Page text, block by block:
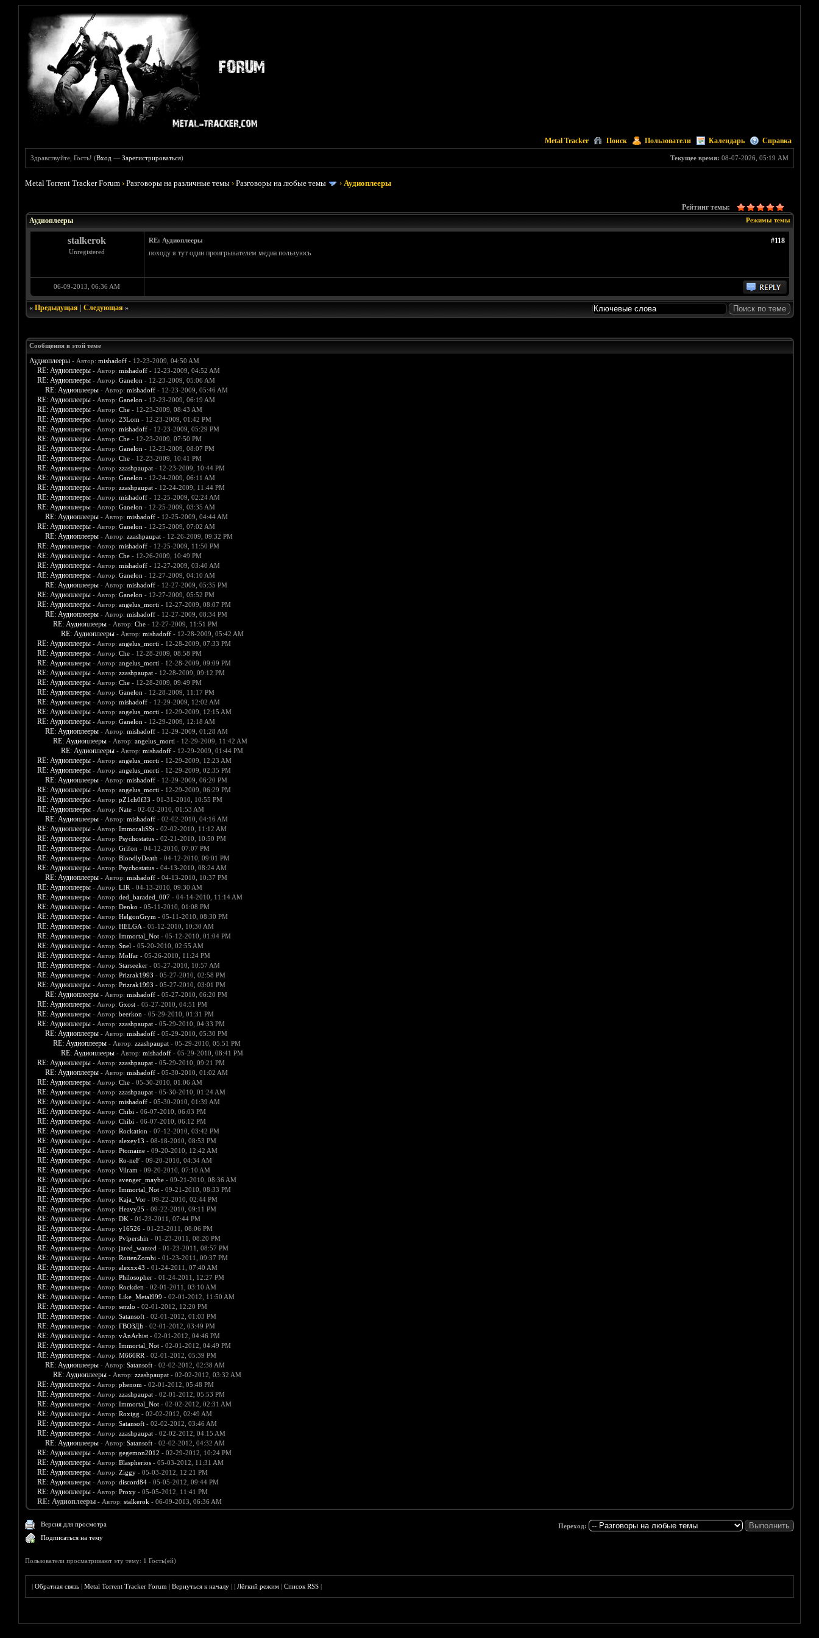
Metal Tracker Поиск Пользователи Календарь Справка
Текущее время: 08-07-2026, 05:19 AM
Здравствуйте, Гость! (Вход —Зарегистрироваться)
Metal Torrent Tracker Forum ›Разговоры на различные темы ›Разговоры на любые темы ›Аудиоплееры
Рейтинг темы:
Режимы темы
Аудиоплееры
stalkerok
Unregistered
#118
RE: Аудиоплееры
походу я тут один проигрывателем медиа пользуюсь
06-09-2013, 06:36 AM
« Предыдущая| Следующая»
Сообщения в этой теме
Аудиоплееры - Автор: mishadoff- 12-23-2009, 04:50 AM
RE: Аудиоплееры - Автор: mishadoff- 12-23-2009, 04:52 AM
RE: Аудиоплееры - Автор: Ganelon - 12-23-2009, 05:06 AM
RE: Аудиоплееры - Автор: mishadoff- 12-23-2009, 05:46 AM
RE: Аудиоплееры - Автор: Ganelon - 12-23-2009, 06:19 AM
RE: Аудиоплееры - Автор: Che- 12-23-2009, 08:43 AM
RE: Аудиоплееры - Автор: 23Lom - 12-23-2009, 01:42 PM
RE: Аудиоплееры - Автор: mishadoff- 12-23-2009, 05:29 PM
RE: Аудиоплееры - Автор: Che- 12-23-2009, 07:50 PM
RE: Аудиоплееры - Автор: Ganelon - 12-23-2009, 08:07 PM
RE: Аудиоплееры - Автор: Che- 12-23-2009, 10:41 PM
RE: Аудиоплееры - Автор: zzashpaupat- 12-23-2009, 10:44 PM
RE: Аудиоплееры - Автор: Ganelon - 12-24-2009, 06:11 AM
RE: Аудиоплееры - Автор: zzashpaupat- 12-24-2009, 11:44 PM
RE: Аудиоплееры - Автор: mishadoff- 12-25-2009, 02:24 AM
RE: Аудиоплееры - Автор: Ganelon - 12-25-2009, 03:35 AM
RE: Аудиоплееры - Автор: mishadoff- 12-25-2009, 04:44 AM
RE: Аудиоплееры - Автор: Ganelon - 12-25-2009, 07:02 AM
RE: Аудиоплееры - Автор: zzashpaupat- 12-26-2009, 09:32 PM
RE: Аудиоплееры - Автор: mishadoff- 12-25-2009, 11:50 PM
RE: Аудиоплееры - Автор: Che- 12-26-2009, 10:49 PM
RE: Аудиоплееры - Автор: mishadoff- 12-27-2009, 03:40 AM
RE: Аудиоплееры - Автор: Ganelon - 12-27-2009, 04:10 AM
RE: Аудиоплееры - Автор: mishadoff- 12-27-2009, 05:35 PM
RE: Аудиоплееры - Автор: Ganelon - 12-27-2009, 05:52 PM
RE: Аудиоплееры - Автор: angelus_morti - 12-27-2009, 08:07 PM
RE: Аудиоплееры - Автор: mishadoff- 12-27-2009, 08:34 PM
RE: Аудиоплееры - Автор: Che- 12-27-2009, 11:51 PM
RE: Аудиоплееры - Автор: mishadoff- 12-28-2009, 05:42 AM
RE: Аудиоплееры - Автор: angelus_morti - 12-28-2009, 07:33 PM
RE: Аудиоплееры - Автор: Che- 12-28-2009, 08:58 PM
RE: Аудиоплееры - Автор: angelus_morti - 12-28-2009, 09:09 PM
RE: Аудиоплееры - Автор: zzashpaupat- 12-28-2009, 09:12 PM
RE: Аудиоплееры - Автор: Che- 12-28-2009, 09:49 PM
RE: Аудиоплееры - Автор: Ganelon - 12-28-2009, 11:17 PM
RE: Аудиоплееры - Автор: mishadoff- 12-29-2009, 12:02 AM
RE: Аудиоплееры - Автор: angelus_morti - 12-29-2009, 12:15 AM
RE: Аудиоплееры - Автор: Ganelon - 12-29-2009, 12:18 AM
RE: Аудиоплееры - Автор: mishadoff- 12-29-2009, 01:28 AM
RE: Аудиоплееры - Автор: angelus_morti - 12-29-2009, 11:42 AM
RE: Аудиоплееры - Автор: mishadoff- 12-29-2009, 01:44 PM
RE: Аудиоплееры - Автор: angelus_morti - 12-29-2009, 12:23 AM
RE: Аудиоплееры - Автор: angelus_morti - 12-29-2009, 02:35 PM
RE: Аудиоплееры - Автор: mishadoff- 12-29-2009, 06:20 PM
RE: Аудиоплееры - Автор: angelus_morti - 12-29-2009, 06:29 PM
RE: Аудиоплееры - Автор: pZ1ch0f33 - 01-31-2010, 10:55 PM
RE: Аудиоплееры - Автор: Nate- 02-02-2010, 01:53 AM
RE: Аудиоплееры - Автор: mishadoff- 02-02-2010, 04:16 AM
RE: Аудиоплееры - Автор: ImmoraliSSt- 02-02-2010, 11:12 AM
RE: Аудиоплееры - Автор: Psychostatus- 02-21-2010, 10:50 PM
RE: Аудиоплееры - Автор: Grifon - 04-12-2010, 07:07 PM
RE: Аудиоплееры - Автор: BloodlyDeath - 04-12-2010, 09:01 PM
RE: Аудиоплееры - Автор: Psychostatus- 04-13-2010, 08:24 AM
RE: Аудиоплееры - Автор: mishadoff- 04-13-2010, 10:37 PM
RE: Аудиоплееры - Автор: LIR - 04-13-2010, 09:30 AM
RE: Аудиоплееры - Автор: ded_baraded_007- 04-14-2010, 11:14 AM
RE: Аудиоплееры - Автор: Denko - 05-11-2010, 01:08 PM
RE: Аудиоплееры - Автор: HelgonGrym - 05-11-2010, 08:30 PM
RE: Аудиоплееры - Автор: HELGA- 05-12-2010, 10:30 AM
RE: Аудиоплееры - Автор: Immortal_Not- 05-12-2010, 01:04 PM
RE: Аудиоплееры - Автор: Snel - 05-20-2010, 02:55 AM
RE: Аудиоплееры - Автор: Molfar- 05-26-2010, 11:24 PM
RE: Аудиоплееры - Автор: Starseeker- 05-27-2010, 10:57 AM
RE: Аудиоплееры - Автор: Prizrak1993 - 05-27-2010, 02:58 PM
RE: Аудиоплееры - Автор: Prizrak1993 - 05-27-2010, 03:01 PM
RE: Аудиоплееры - Автор: mishadoff- 05-27-2010, 06:20 PM
RE: Аудиоплееры - Автор: Gxost- 05-27-2010, 04:51 PM
RE: Аудиоплееры - Автор: beerkon - 05-29-2010, 01:31 PM
RE: Аудиоплееры - Автор: zzashpaupat- 05-29-2010, 04:33 PM
RE: Аудиоплееры - Автор: mishadoff- 05-29-2010, 05:30 PM
RE: Аудиоплееры - Автор: zzashpaupat- 05-29-2010, 05:51 PM
RE: Аудиоплееры - Автор: mishadoff- 05-29-2010, 08:41 PM
RE: Аудиоплееры - Автор: zzashpaupat- 05-29-2010, 09:21 PM
RE: Аудиоплееры - Автор: mishadoff- 05-30-2010, 01:02 AM
RE: Аудиоплееры - Автор: Che- 05-30-2010, 01:06 AM
RE: Аудиоплееры - Автор: zzashpaupat- 05-30-2010, 01:24 AM
RE: Аудиоплееры - Автор: mishadoff- 05-30-2010, 01:39 AM
RE: Аудиоплееры - Автор: Chibi - 06-07-2010, 06:03 PM
RE: Аудиоплееры - Автор: Chibi - 06-07-2010, 06:12 PM
RE: Аудиоплееры - Автор: Rockation - 07-12-2010, 03:42 PM
RE: Аудиоплееры - Автор: alexey13 - 08-18-2010, 08:53 PM
RE: Аудиоплееры - Автор: Ptomaine- 09-20-2010, 12:42 AM
RE: Аудиоплееры - Автор: Ro-neF- 09-20-2010, 04:34 AM
RE: Аудиоплееры - Автор: Vilram - 09-20-2010, 07:10 AM
RE: Аудиоплееры - Автор: avenger_maybe- 09-21-2010, 08:36 AM
RE: Аудиоплееры - Автор: Immortal_Not- 09-21-2010, 08:33 PM
RE: Аудиоплееры - Автор: Kaja_Vor- 09-22-2010, 02:44 PM
RE: Аудиоплееры - Автор: Heavy25 - 09-22-2010, 09:11 PM
RE: Аудиоплееры - Автор: DK- 01-23-2011, 07:44 PM
RE: Аудиоплееры - Автор: y16526- 01-23-2011, 08:06 PM
RE: Аудиоплееры - Автор: Pvlpershin - 01-23-2011, 08:20 PM
RE: Аудиоплееры - Автор: jared_wanted - 01-23-2011, 08:57 PM
RE: Аудиоплееры - Автор: RottenZombi - 01-23-2011, 09:37 PM
RE: Аудиоплееры - Автор: alexxx43 - 01-24-2011, 07:40 AM
RE: Аудиоплееры - Автор: Philosopher- 01-24-2011, 12:27 PM
RE: Аудиоплееры - Автор: Rockden - 02-01-2011, 03:10 AM
RE: Аудиоплееры - Автор: Like_Metal999 - 02-01-2012, 11:50 AM
RE: Аудиоплееры - Автор: serzlo - 02-01-2012, 12:20 PM
RE: Аудиоплееры - Автор: Satansoft- 02-01-2012, 01:03 PM
RE: Аудиоплееры - Автор: ГВОЗДЬ- 02-01-2012, 03:49 PM
RE: Аудиоплееры - Автор: vAnArhist- 02-01-2012, 04:46 PM
RE: Аудиоплееры - Автор: Immortal_Not- 02-01-2012, 04:49 PM
RE: Аудиоплееры - Автор: M666RR - 02-01-2012, 05:39 PM
RE: Аудиоплееры - Автор: Satansoft- 02-02-2012, 02:38 AM
RE: Аудиоплееры - Автор: zzashpaupat- 02-02-2012, 03:32 AM
RE: Аудиоплееры - Автор: phenom - 02-01-2012, 05:48 PM
RE: Аудиоплееры - Автор: zzashpaupat- 02-01-2012, 05:53 PM
RE: Аудиоплееры - Автор: Immortal_Not- 02-02-2012, 02:31 AM
RE: Аудиоплееры - Автор: Roxigg - 02-02-2012, 02:49 AM
RE: Аудиоплееры - Автор: Satansoft- 02-02-2012, 03:46 AM
RE: Аудиоплееры - Автор: zzashpaupat- 02-02-2012, 04:15 AM
RE: Аудиоплееры - Автор: Satansoft- 02-02-2012, 04:32 AM
RE: Аудиоплееры - Автор: gegemon2012 - 02-29-2012, 10:24 PM
RE: Аудиоплееры - Автор: Blaspherios- 05-03-2012, 11:31 AM
RE: Аудиоплееры - Автор: Ziggy- 05-03-2012, 12:21 PM
RE: Аудиоплееры - Автор: discord84- 05-05-2012, 09:44 PM
RE: Аудиоплееры - Автор: Proxy- 05-05-2012, 11:41 PM
RE: Аудиоплееры - Автор: stalkerok - 06-09-2013, 06:36 AM
Версия для просмотра
Подписаться на тему
Переход:
Пользователи просматривают эту тему: 1 Гость(ей)
|Обратная связь |Metal Torrent Tracker Forum |Вернуться к началу ||Лёгкий режим |Список RSS |